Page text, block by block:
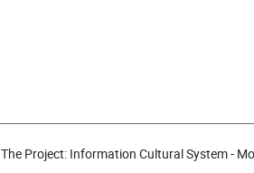
The Project: Information Cultural System -